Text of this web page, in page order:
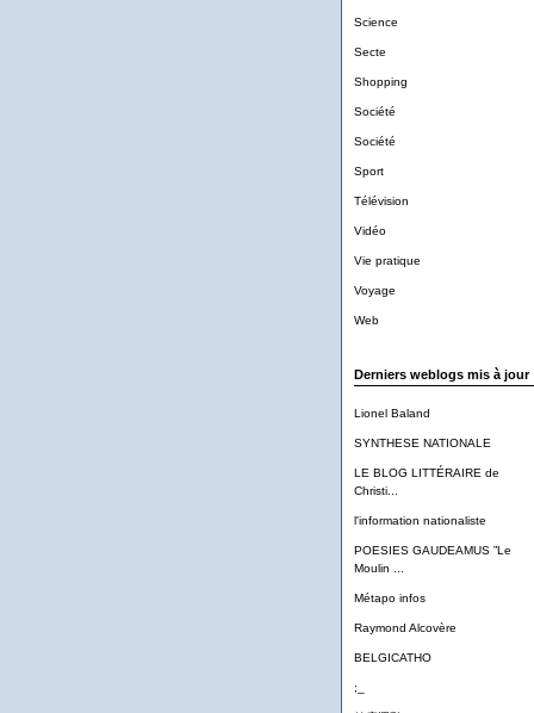
Science
Secte
Shopping
Société
Société
Sport
Télévision
Vidéo
Vie pratique
Voyage
Web
Derniers weblogs mis à jour
Lionel Baland
SYNTHESE NATIONALE
LE BLOG LITTÉRAIRE de
Christi...
l'information nationaliste
POESIES GAUDEAMUS ”Le
Moulin ...
Métapo infos
Raymond Alcovère
BELGICATHO
;_